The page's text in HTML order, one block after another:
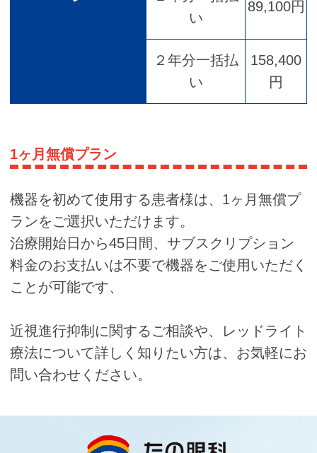
い
89,100円
２年分一括払
い
158,400
円
1ヶ月無償プラン
機器を初めて使用する患者様は、1ヶ月無償プ
ランをご選択いただけます。
治療開始日から45日間、サブスクリプション
料金のお支払いは不要で機器をご使用いただく
ことが可能です、
近視進行抑制に関するご相談や、レッドライト
療法について詳しく知りたい方は、お気軽にお
問い合わせください。